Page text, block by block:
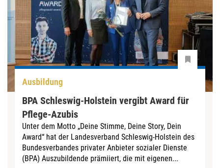
Ausbildung
BPA Schleswig-Holstein vergibt Award für
Pflege-Azubis
Unter dem Motto „Deine Stimme, Deine Story, Dein
Award“ hat der Landesverband Schleswig-Holstein des
Bundesverbandes privater Anbieter sozialer Dienste
(BPA) Auszubildende prämiiert, die mit eigenen...